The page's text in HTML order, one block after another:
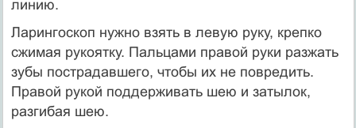
линию.
Ларингоскоп нужно взять в левую руку, крепко
сжимая рукоятку. Пальцами правой руки разжать
зубы пострадавшего, чтобы их не повредить.
Правой рукой поддерживать шею и затылок,
разгибая шею.